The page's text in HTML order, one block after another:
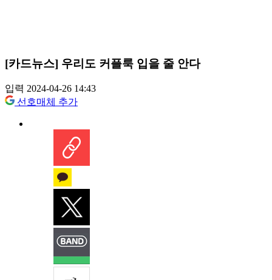
[카드뉴스] 우리도 커플룩 입을 줄 안다
입력 2024-04-26 14:43
선호매체 추가